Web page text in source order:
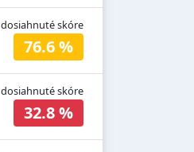
dosiahnuté skóre
76.6 %
dosiahnuté skóre
32.8 %